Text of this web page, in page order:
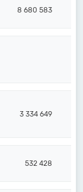
8 680 583
3 334 649
532 428